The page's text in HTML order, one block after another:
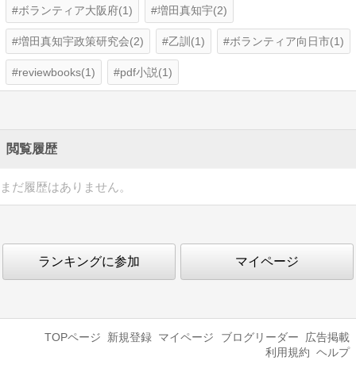
ボランティア大阪府(1) 増田真知宇(2)
増田真知宇政策研究会(2) 乙訓(1) ボランティア向日市(1)
reviewbooks(1) pdf小説(1)
閲覧履歴
まだ履歴はありません。
ランキングに参加 マイページ
TOPページ 新規登録 マイページ ブログリーダー
広告掲載
利用規約 ヘルプ